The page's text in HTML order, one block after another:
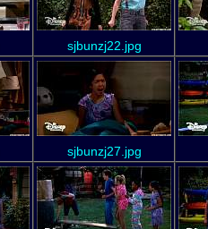
sjbunzj22.jpg
sjbunzj27.jpg